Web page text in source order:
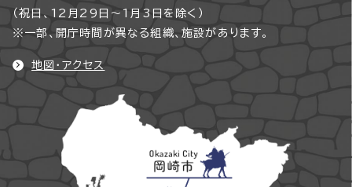
（祝日、12月29日～1月3日を除く）
※一部、開庁時間が異なる組織、施設があります。
地図・アクセス